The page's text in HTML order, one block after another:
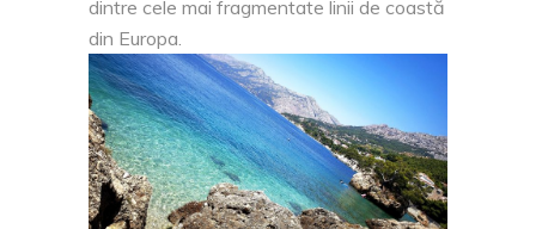
dintre cele mai fragmentate linii de coastă
din Europa.